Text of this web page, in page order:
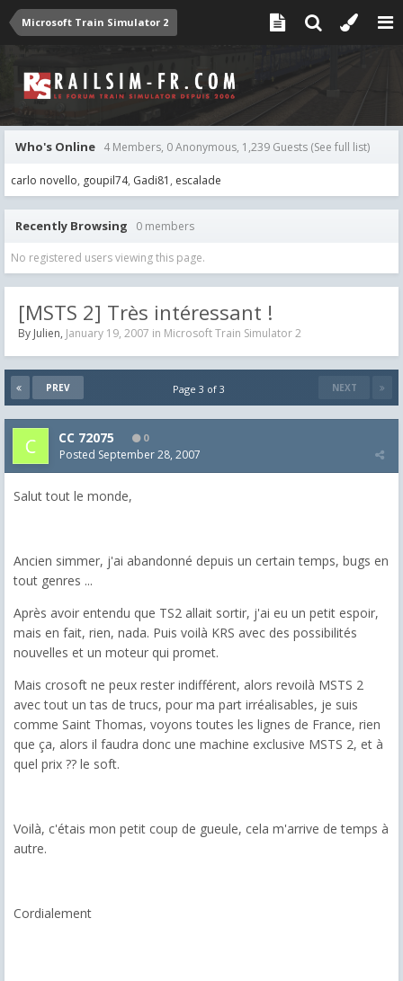
Microsoft Train Simulator 2
Who's Online 4 Members, 0 Anonymous, 1,239 Guests (See full list)
carlo novello goupil74 Gadi81 escalade
Recently Browsing 0 members
No registered users viewing this page.
[MSTS 2] Très intéressant !
By Julien, January 19, 2007 in Microsoft Train Simulator 2
PREV NEXT
Page 3 of 3
CC 72075 0
Posted September 28, 2007
Salut tout le monde,
Ancien simmer, j'ai abandonné depuis un certain temps, bugs en
tout genres ...
Après avoir entendu que TS2 allait sortir, j'ai eu un petit espoir,
mais en fait, rien, nada. Puis voilà KRS avec des possibilités
nouvelles et un moteur qui promet.
Mais crosoft ne peux rester indifférent, alors revoilà MSTS 2
avec tout un tas de trucs, pour ma part irréalisables, je suis
comme Saint Thomas, voyons toutes les lignes de France, rien
que ça, alors il faudra donc une machine exclusive MSTS 2, et à
quel prix ?? le soft.
Voilà, c'étais mon petit coup de gueule, cela m'arrive de temps à
autre.
Cordialement